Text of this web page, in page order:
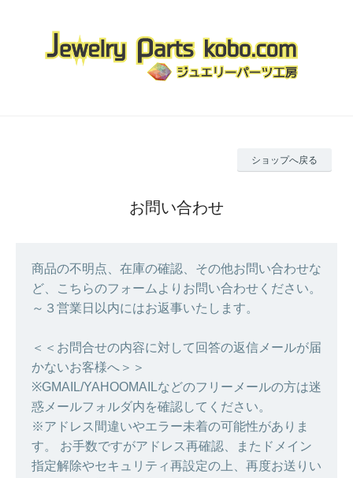
ショップへ戻る
お問い合わせ
商品の不明点、在庫の確認、その他お問い合わせな
ど、こちらのフォームよりお問い合わせください。
～３営業日以内にはお返事いたします。
＜＜お問合せの内容に対して回答の返信メールが届
かないお客様へ＞＞
※GMAIL/YAHOOMAILなどのフリーメールの方は迷
惑メールフォルダ内を確認してください。
※アドレス間違いやエラー未着の可能性がありま
す。 お手数ですがアドレス再確認、またドメイン
指定解除やセキュリティ再設定の上、再度お送りい